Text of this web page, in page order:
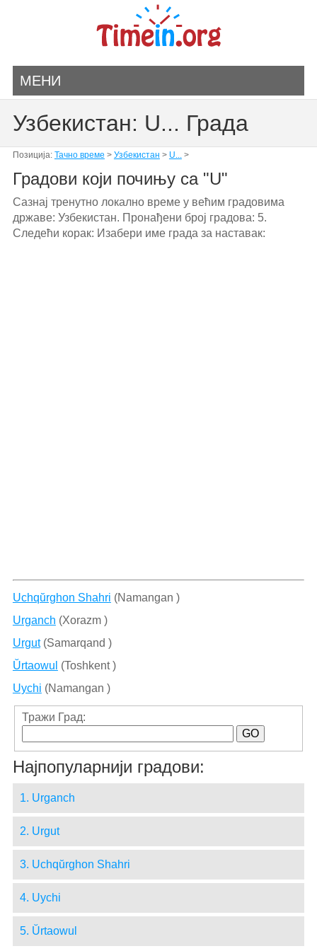
МЕНИ
Узбекистан: U... Града
Позиција: Тачно време > Узбекистан > U...>
Градови који почињу са "U"
Сазнај тренутно локално време у већим градовима
државе: Узбекистан. Пронађени број градова: 5.
Следећи корак: Изабери име града за наставак:
Uchqŭrghon Shahri (Namangan )
Urganch (Xorazm )
Urgut(Samarqand )
Ŭrtaowul (Toshkent )
Uychi (Namangan )
Тражи Град:
Најпопуларнији градови:
1. Urganch
2. Urgut
3. Uchqŭrghon Shahri
4. Uychi
5. Ŭrtaowul